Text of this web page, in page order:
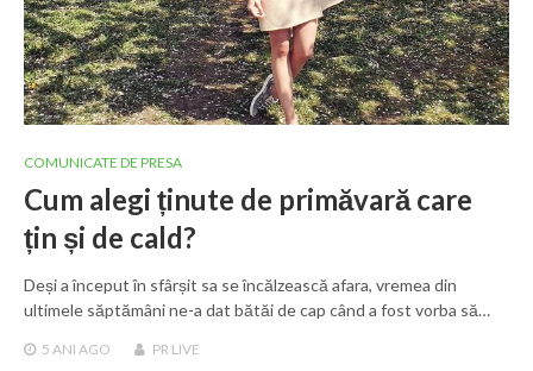
COMUNICATE DE PRESA
Cum alegi ținute de primăvară care
țin și de cald?
Deși a început în sfârșit sa se încălzească afara, vremea din
ultimele săptămâni ne-a dat bătăi de cap când a fost vorba să…
5 ANI AGO PR LIVE